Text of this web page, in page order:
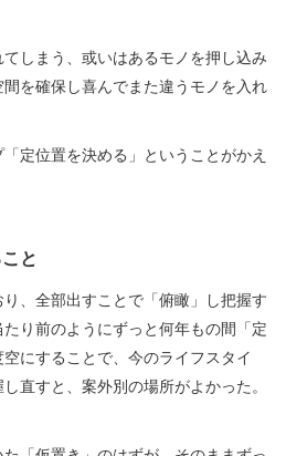
しまう、或いはあるモノを押し込み
を確保し喜んでまた違うモノを入れ
定位置を決める」ということがかえ
と
、全部出すことで「俯瞰」し把握す
り前のようにずっと何年もの間「定
にすることで、今のライフスタイ
直すと、案外別の場所がよかった。